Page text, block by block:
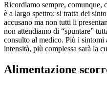
Ricordiamo sempre, comunque,
è a largo spettro: si tratta dei
accusano ma non tutti li
non attendiamo di “spuntare”
consulto al medico. Più i sintomi
intensità, più complessa sarà la
Alimentazione